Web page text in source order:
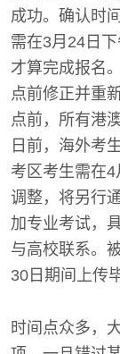
成功。确认时
需在3月24日
才算完成报名
点前修正并重
点前，所有港
日前，海外考
考区考生需在
调整，将另行
加专业考试，
与高校联系。
30日期间上传
时间点众多，